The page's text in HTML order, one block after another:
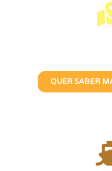
QUER SABER